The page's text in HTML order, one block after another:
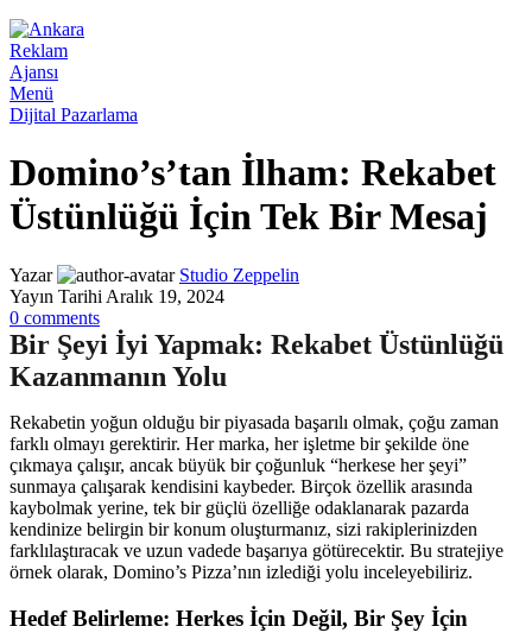
Menü
Dijital Pazarlama
Domino’s’tan İlham: Rekabet
Üstünlüğü İçin Tek Bir Mesaj
Yazar
Studio Zeppelin
Yayın Tarihi Aralık 19, 2024
0 comments
Bir Şeyi İyi Yapmak: Rekabet Üstünlüğü
Kazanmanın Yolu
Rekabetin yoğun olduğu bir piyasada başarılı olmak, çoğu zaman
farklı olmayı gerektirir. Her marka, her işletme bir şekilde öne
çıkmaya çalışır, ancak büyük bir çoğunluk “herkese her şeyi”
sunmaya çalışarak kendisini kaybeder. Birçok özellik arasında
kaybolmak yerine, tek bir güçlü özelliğe odaklanarak pazarda
kendinize belirgin bir konum oluşturmanız, sizi rakiplerinizden
farklılaştıracak ve uzun vadede başarıya götürecektir. Bu stratejiye
örnek olarak, Domino’s Pizza’nın izlediği yolu inceleyebiliriz.
Hedef Belirleme: Herkes İçin Değil, Bir Şey İçin